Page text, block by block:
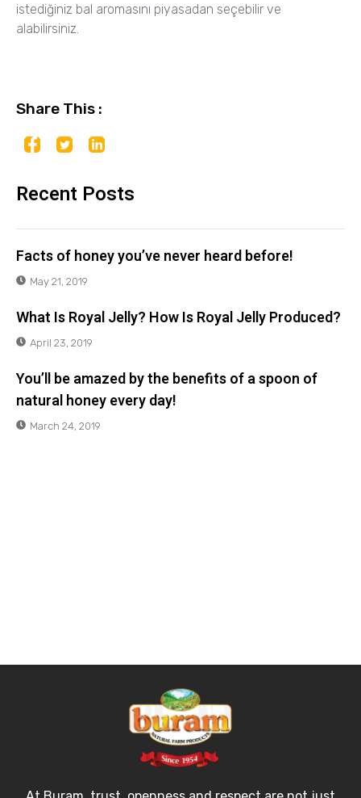
istediğiniz bal aromasını piyasadan seçebilir ve
alabilirsiniz.
Share This :
Recent Posts
Facts of honey you’ve never heard before!
May 21, 2019
What Is Royal Jelly? How Is Royal Jelly Produced?
April 23, 2019
You’ll be amazed by the benefits of a spoon of
natural honey every day!
March 24, 2019